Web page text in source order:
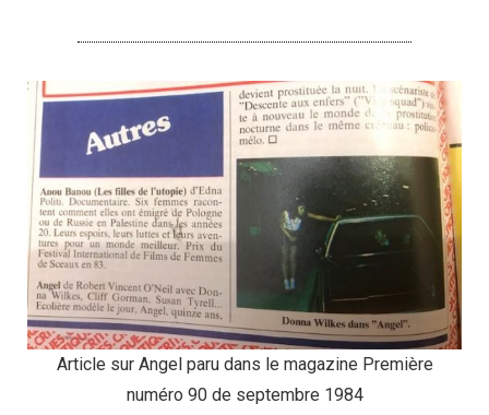
Article sur Angel paru dans le magazine Première
numéro 90 de septembre 1984